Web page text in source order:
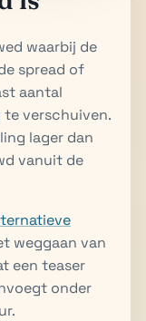
waarbij de
spread of
aantal
verschuiven.
lager dan
vanuit de
weggaan van
een teaser
onder